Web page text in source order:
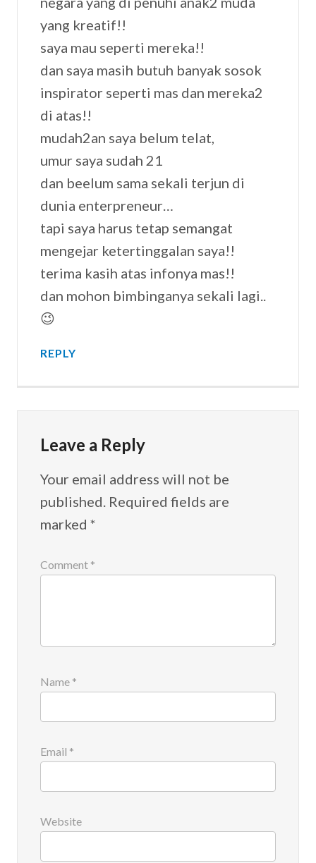
yang kreatif!!
saya mau seperti mereka!!
dan saya masih butuh banyak sosok
inspirator seperti mas dan mereka2
di atas!!
mudah2an saya belum telat,
umur saya sudah 21
dan beelum sama sekali terjun di
dunia enterpreneur…
tapi saya harus tetap semangat
mengejar ketertinggalan saya!!
terima kasih atas infonya mas!!
dan mohon bimbinganya sekali lagi..
😉
REPLY
Leave a Reply
Your email address will not be
published. Required fields are
marked *
Comment *
Name *
Email *
Website